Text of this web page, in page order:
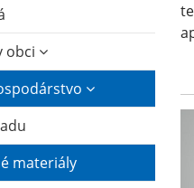
obci
materiály